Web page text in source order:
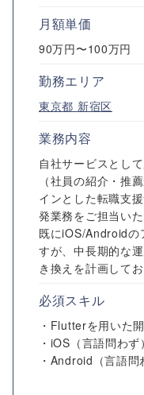
月額単価
90万円〜100万円
勤務エリア
東京都 新宿区
業務内容
自社サービスとし
（社員の紹介・推
インとした転職支
発業務をご担当いた
既にiOS/Androidの
すが、中長期的な
き換えを計画してお
必須スキル
・Flutterを用いた
・iOS（言語問わ
・Android（言語